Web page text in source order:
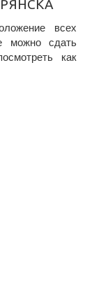
всех
можно сдать
как